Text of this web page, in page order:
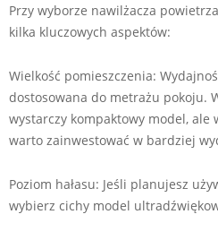
Przy wyborze nawilżacza
kilka kluczowych aspektów:
Wielkość pomieszczenia:
dostosowana do metrażu pokoju.
wystarczy kompaktowy model, ale
warto zainwestować w bardziej
Poziom hałasu: Jeśli planujesz
wybierz cichy model